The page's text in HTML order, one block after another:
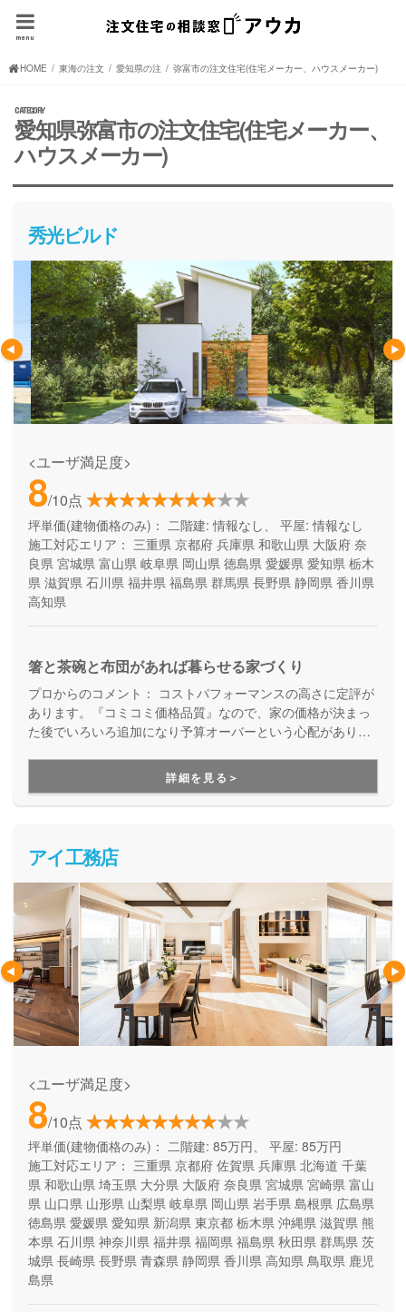
menu
HOME 東海の注文住宅(住宅メーカー、ハウスメーカー)
愛知県の注文住宅(住宅メーカー、ハウスメーカー)
弥富市の注文住宅(住宅メーカー、ハウスメーカー)
愛知県弥富市の注文住宅(住宅メーカー、
ハウスメーカー)
秀光ビルド
<ユーザ満足度>
8/10点
坪単価(建物価格のみ)： 二階建: 情報なし、 平屋: 情報なし
施工対応エリア： 三重県 京都府 兵庫県 和歌山県 大阪府 奈
良県 宮城県 富山県 岐阜県 岡山県 徳島県 愛媛県 愛知県 栃木
県 滋賀県 石川県 福井県 福島県 群馬県 長野県 静岡県 香川県
高知県
箸と茶碗と布団があれば暮らせる家づくり
プロからのコメント：
あります。『コミコミ価格品質』なので、家の価格が決まっ
た後でいろいろ追加になり予算オーバーという心配がありま
詳細を見る＞
アイ工務店
<ユーザ満足度>
8/10点
坪単価(建物価格のみ)： 二階建: 85万円、 平屋: 85万円
施工対応エリア： 三重県 京都府 佐賀県 兵庫県 北海道 千葉
県 和歌山県 埼玉県 大分県 大阪府 奈良県 宮城県 宮崎県 富山
県 山口県 山形県 山梨県 岐阜県 岡山県 岩手県 島根県 広島県
徳島県 愛媛県 愛知県 新潟県 東京都 栃木県 沖縄県 滋賀県 熊
本県 石川県 神奈川県 福井県 福岡県 福島県 秋田県 群馬県 茨
城県 長崎県 長野県 青森県 静岡県 香川県 高知県 鳥取県 鹿児
島県